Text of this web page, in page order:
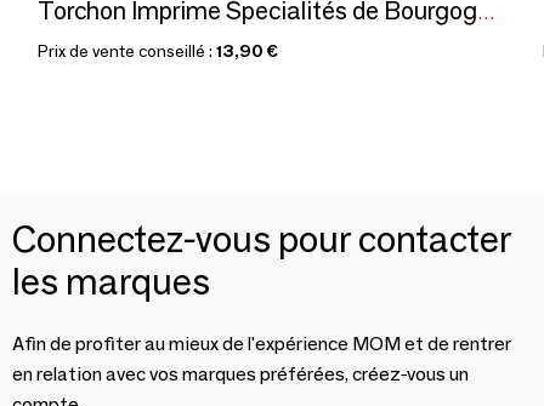
Torchon Imprime Specialités de Bourgogne Ecru 48 X 72
Prix de vente conseillé : 13,90 €
Connectez-vous pour contacter
les marques
Afin de profiter au mieux de l'expérience MOM et de rentrer
en relation avec vos marques préférées, créez-vous un